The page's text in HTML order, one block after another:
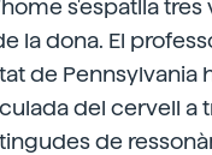
s'espatlla
la dona. El
de Pennsylvania
del cervell a
de